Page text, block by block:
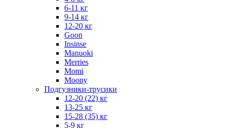
6-11 кг
9-14 кг
12-20 кг
Goon
Insinse
Manuoki
Merries
Momi
Moony
Подгузники-трусики
12-20 (22) кг
13-25 кг
15-28 (35) кг
5-9 кг